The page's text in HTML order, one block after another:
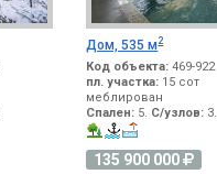
Дом, 535 м2
Код объекта: 469-922
пл. участка: 15 сот
меблирован
Спален: 5. С/узлов: 3.
135 900 000